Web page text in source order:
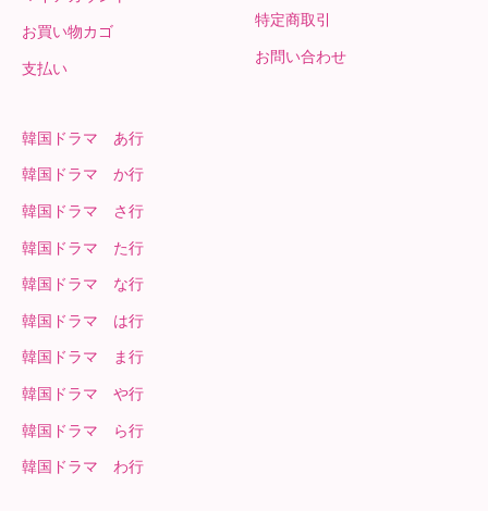
お買い物カゴ
支払い
特定商取引
お問い合わせ
韓国ドラマ あ行
韓国ドラマ か行
韓国ドラマ さ行
韓国ドラマ た行
韓国ドラマ な行
韓国ドラマ は行
韓国ドラマ ま行
韓国ドラマ や行
韓国ドラマ ら行
韓国ドラマ わ行